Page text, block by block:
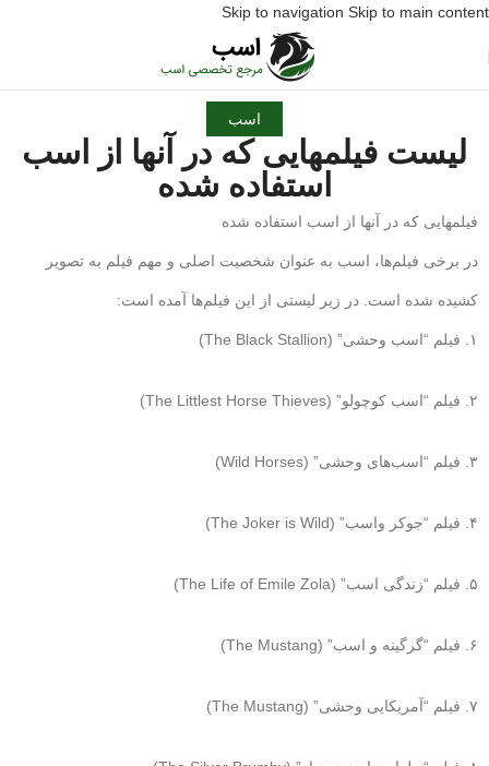
Skip to navigation Skip to main content
اسب
لیست فیلمهایی که در آنها از اسب
استفاده شده
فیلمهایی که در آنها از اسب استفاده شده
در برخی فیلم‌ها، اسب به عنوان شخصیت اصلی و مهم فیلم به تصویر
کشیده شده است. در زیر لیستی از این فیلم‌ها آمده است:
۱. فیلم “اسب وحشی” (The Black Stallion)
۲. فیلم “اسب کوچولو” (The Littlest Horse Thieves)
۳. فیلم “اسب‌های وحشی” (Wild Horses)
۴. فیلم “جوکر واسب” (The Joker is Wild)
۵. فیلم “زندگی اسب” (The Life of Emile Zola)
۶. فیلم “گرگینه و اسب” (The Mustang)
۷. فیلم “آمریکایی وحشی” (The Mustang)